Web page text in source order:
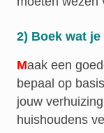
2) Boek wat
Maak een
bepaal op
jouw
huishoudens